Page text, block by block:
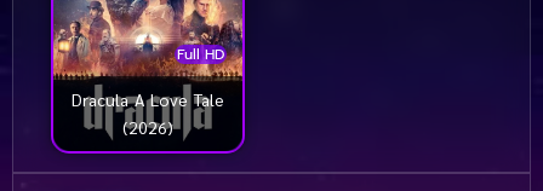
Full HD
Dracula A Love Tale
(2026)